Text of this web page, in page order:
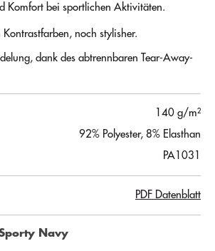
Komfort bei sportlichen Aktivitäten.
Kontrastfarben, noch stylisher.
dank des abtrennbaren Tear-Away-
140 g/m²
92% Polyester, 8% Elasthan
PA1031
PDF Datenblatt
Navy